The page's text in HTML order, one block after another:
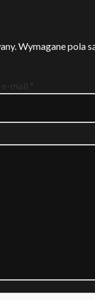
Wymagane pola
mail *